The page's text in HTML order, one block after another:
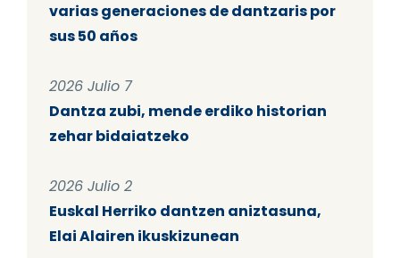
varias generaciones de dantzaris por
sus 50 años
2026 Julio 7
Dantza zubi, mende erdiko historian
zehar bidaiatzeko
2026 Julio 2
Euskal Herriko dantzen aniztasuna,
Elai Alairen ikuskizunean